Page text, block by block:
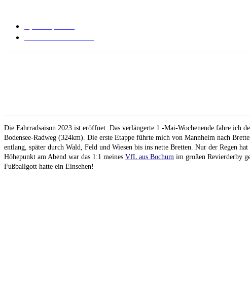
Die Fahrradsaison 2023 ist eröffnet. Das verlängerte 1.-Mai-Wochenende fahre ich
Bodensee-Radweg (324km). Die erste Etappe führte mich von Mannheim nach
entlang, später durch Wald, Feld und Wiesen bis ins nette Bretten. Nur der Regen hat
Höhepunkt am Abend war das 1:1 meines VfL aus Bochum im großen Revierderby
Fußballgott hatte ein Einsehen!